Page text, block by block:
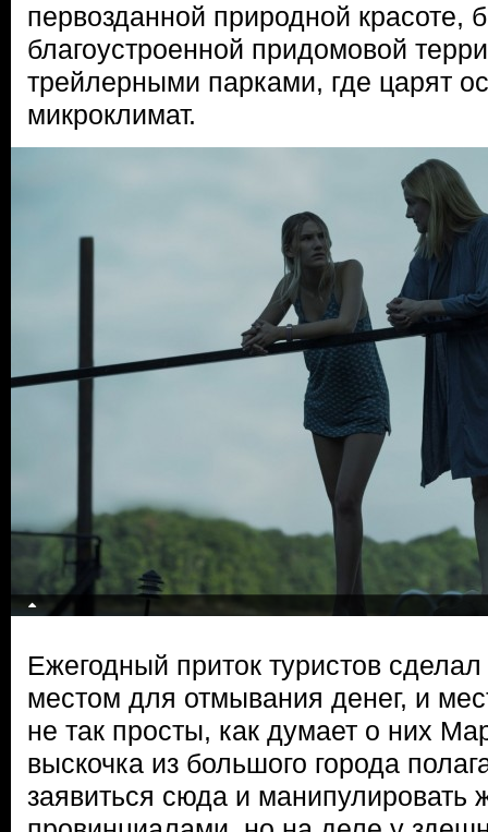
первозданной природной красоте,
благоустроенной придомовой
трейлерными парками, где царят
микроклимат.
Ежегодный приток туристов
местом для отмывания денег, и
не так просты, как думает о них
выскочка из большого города
заявиться сюда и